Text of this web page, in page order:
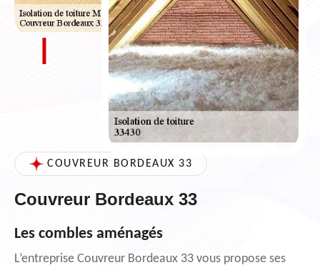
COUVREUR BORDEAUX 33
Couvreur Bordeaux 33
Les combles aménagés
L’entreprise Couvreur Bordeaux 33 vous propose ses